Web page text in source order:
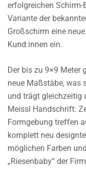
erfolgreichen Schirm-
Variante der
Großschirm eine
Kund:innen ein.
Der bis zu 9×9 Meter
neue Maßstäbe, was
und trägt gleichzeitig
Meissl Handschrift:
Formgebung treffen
komplett neu
möglichen Farben
„Riesenbaby“ der